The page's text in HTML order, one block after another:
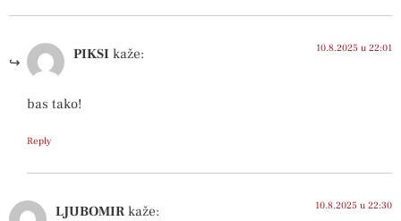
PIKSI kaže: 10.8.2025 u 22:01
bas tako!
Reply
LJUBOMIR kaže: 10.8.2025 u 22:30